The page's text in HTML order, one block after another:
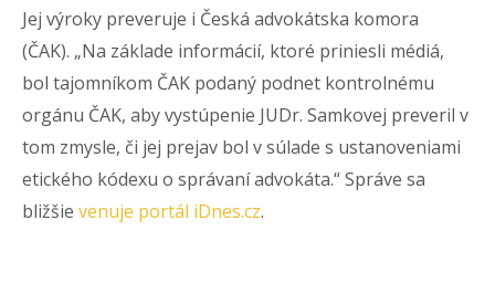
Jej výroky preveruje i Česká advokátska komora
(ČAK). „Na základe informácií, ktoré priniesli médiá,
bol tajomníkom ČAK podaný podnet kontrolnému
orgánu ČAK, aby vystúpenie JUDr. Samkovej preveril v
tom zmysle, či jej prejav bol v súlade s ustanoveniami
etického kódexu o správaní advokáta.“ Správe sa
bližšie venuje portál iDnes.cz.